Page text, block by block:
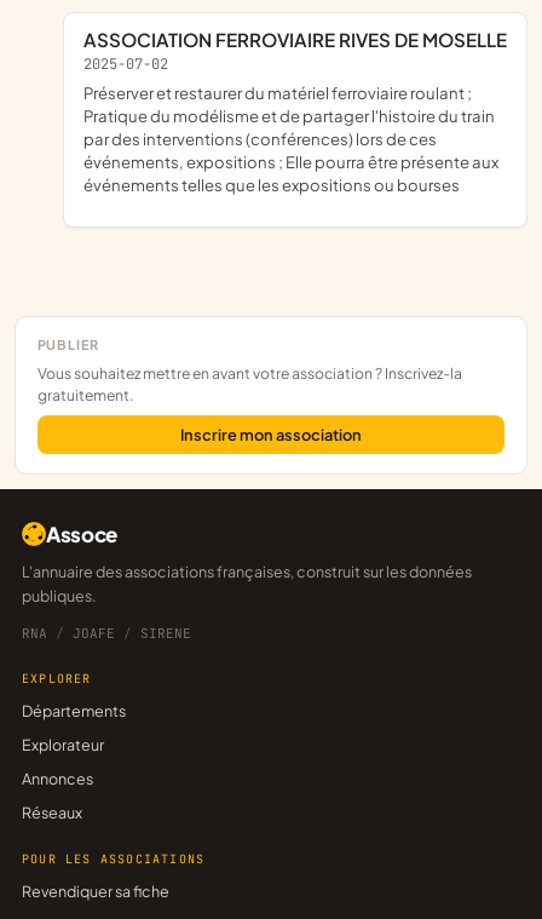
PUBLIER
Vous souhaitez mettre en avant votre association ? Inscrivez-la
gratuitement.
Inscrire mon association
ASSOCIATION FERROVIAIRE RIVES DE MOSELLE
2025-07-02
préserver et restaurer du matériel ferroviaire roulant ;
Pratique du modélisme et de partager l'histoire du train
par des interventions (conférences) lors de ces
événements, expositions ; Elle pourra être présente aux
événements telles que les expositions ou bourses
Assoce
L'annuaire des associations françaises, construit sur les données
publiques.
RNA / JOAFE / SIRENE
EXPLORER
Départements
Explorateur
Annonces
Réseaux
POUR LES ASSOCIATIONS
Revendiquer sa fiche